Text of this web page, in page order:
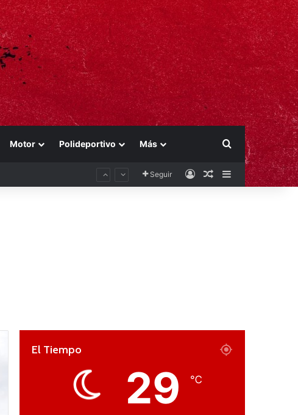
Motor Polideportivo Más Buscar por
Seguir AccesoPublicación al
Barra lateral
El Tiempo
29 ℃